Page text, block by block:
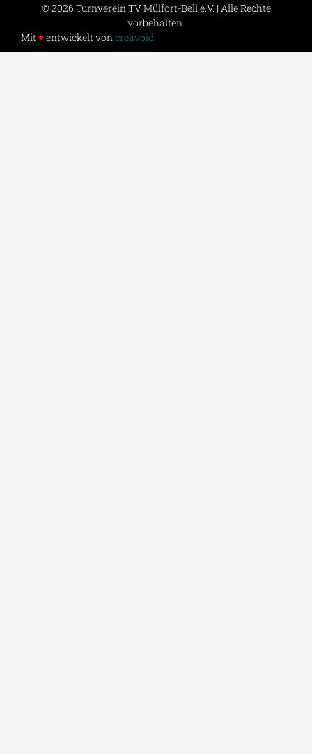
© 2026 Turnverein TV Mülfort-Bell e.V. | Alle Rechte
vorbehalten.
Mit♥entwickelt voncreavoid.